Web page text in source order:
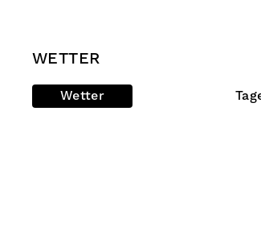
WETTER
Wetter